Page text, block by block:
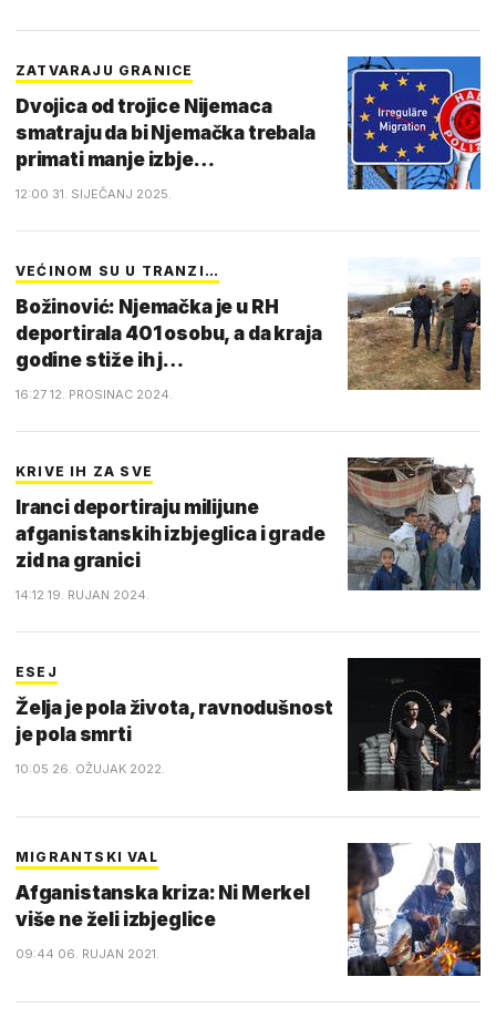
ZATVARAJU GRANICE
Dvojica od trojice Nijemaca
smatraju da bi Njemačka trebala
primati manje izbje…
12:00 31. SIJEČANJ 2025.
VEĆINOM SU U TRANZI…
Božinović: Njemačka je u RH
deportirala 401 osobu, a da kraja
godine stiže ih j…
16:27 12. PROSINAC 2024.
KRIVE IH ZA SVE
Iranci deportiraju milijune
afganistanskih izbjeglica i grade
zid na granici
14:12 19. RUJAN 2024.
ESEJ
Želja je pola života, ravnodušnost
je pola smrti
10:05 26. OŽUJAK 2022.
MIGRANTSKI VAL
Afganistanska kriza: Ni Merkel
više ne želi izbjeglice
09:44 06. RUJAN 2021.